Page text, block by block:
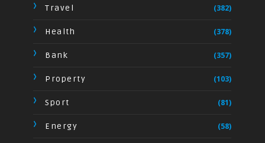
Travel (382)
Health (378)
Bank (357)
Property (103)
Sport (81)
Energy (58)